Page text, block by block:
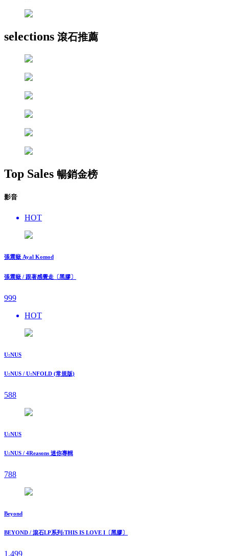
selections 滾石推薦
Top Sales 暢銷金榜
影音
HOT
張震嶽 Ayal Komod
張震嶽 / 跟著感覺走〔黑膠〕
999
HOT
U:NUS
U:NUS / U:NFOLD (常規版)
588
U:NUS
U:NUS / 4Reasons 迷你專輯
788
Beyond
BEYOND / 滾石LP系列:THIS IS LOVE I〔黑膠〕
1,499